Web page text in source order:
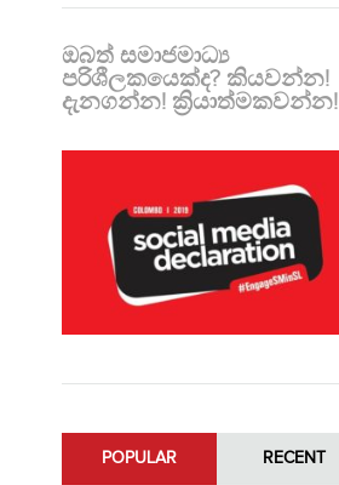
ඔබත් සමාජමාධ්‍ය
පරිශීලකයෙක්ද? කියවන්න!
දැනගන්න! ක්‍රියාත්මකවන්න!
POPULAR RECENT